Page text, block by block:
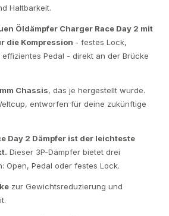
Haltbarkeit.
Öldämpfer Charger Race Day 2 mit
die Kompression - festes Lock,
Pedal - direkt an der Brücke
Chassis, das je hergestellt wurde.
entworfen für deine zukünftige
Day 2 Dämpfer ist der leichteste
Dieser 3P-Dämpfer bietet drei
Open, Pedal oder festes Lock.
zur Gewichtsreduzierung und